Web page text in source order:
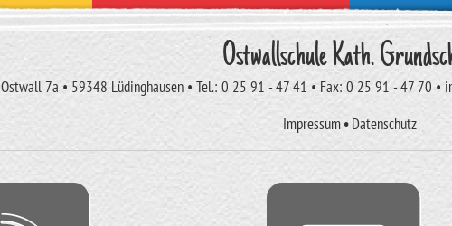
Ostwallschule Kath.
Ostwall 7a • 59348 Lüdinghausen • Tel.: 0 25 91 - 47 41 • Fax: 0 25 91 - 47 70 •
Impressum•Datenschutz